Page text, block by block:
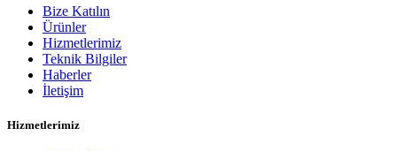
Bize Katılın
Ürünler
Hizmetlerimiz
Teknik Bilgiler
Haberler
İletişim
Hizmetlerimiz